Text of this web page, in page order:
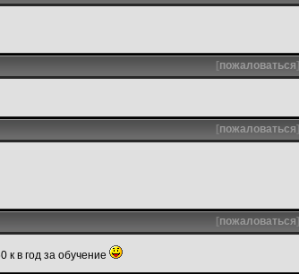
[пожаловаться]
[пожаловаться]
[пожаловаться]
к в год за обучение